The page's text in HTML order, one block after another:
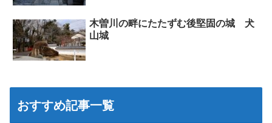
木曽川の畔にたたずむ後堅固の城 犬
山城
おすすめ記事一覧